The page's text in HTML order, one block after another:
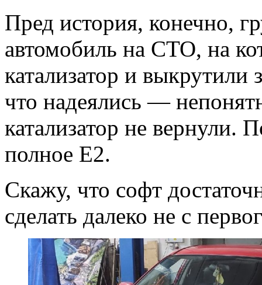
Пред история, конечно,
автомобиль на СТО, на
катализатор и
что надеялись —
катализатор не вернули.
полное Е2.
Скажу, что софт
сделать далеко не с